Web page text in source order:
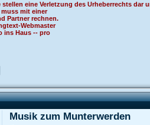
eine Verletzung des Urheberrechts
mit einer
Partner rechnen.
Webmaster
ins Haus -- pro
Musik zum Munterwerden